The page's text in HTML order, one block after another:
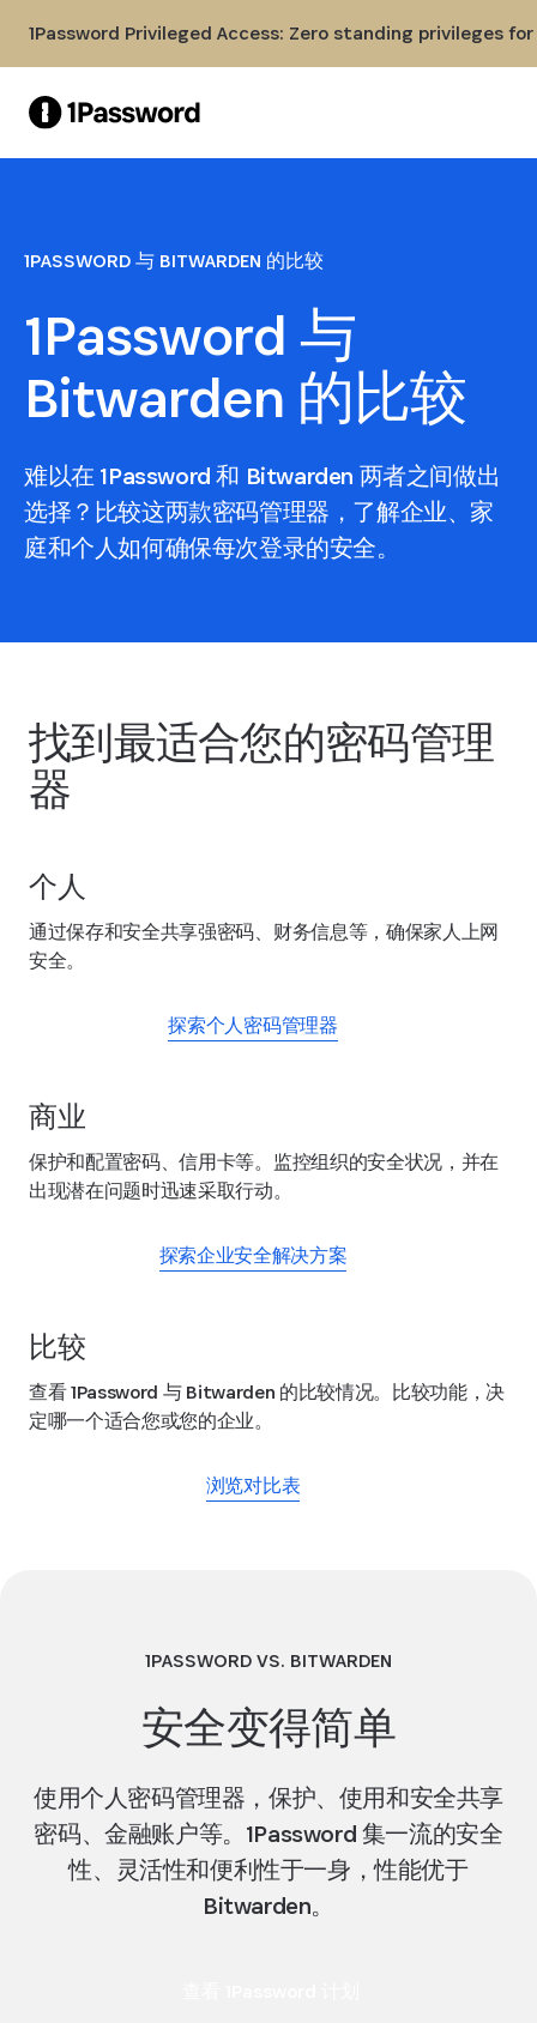
1Password Privileged Access: Zero standing privileges
1PASSWORD 与 BITWARDEN 的比较
1Password 与
Bitwarden 的比较
难以在 1Password 和 Bitwarden 两者之间做出
选择？比较这两款密码管理器，了解企业、家
庭和个人如何确保每次登录的安全。
找到最适合您的密码管理
器
个人
通过保存和安全共享强密码、财务信息等，确保家人上网
安全。
探索个人密码管理器
商业
保护和配置密码、信用卡等。监控组织的安全状况，并在
出现潜在问题时迅速采取行动。
探索企业安全解决方案
比较
查看 1Password 与 Bitwarden 的比较情况。比较功能，决
定哪一个适合您或您的企业。
浏览对比表
1PASSWORD VS. BITWARDEN
安全变得简单
使用个人密码管理器，保护、使用和安全共享
密码、金融账户等。1Password 集一流的安全
性、灵活性和便利性于一身，性能优于
Bitwarden。